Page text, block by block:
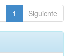
1 Siguiente